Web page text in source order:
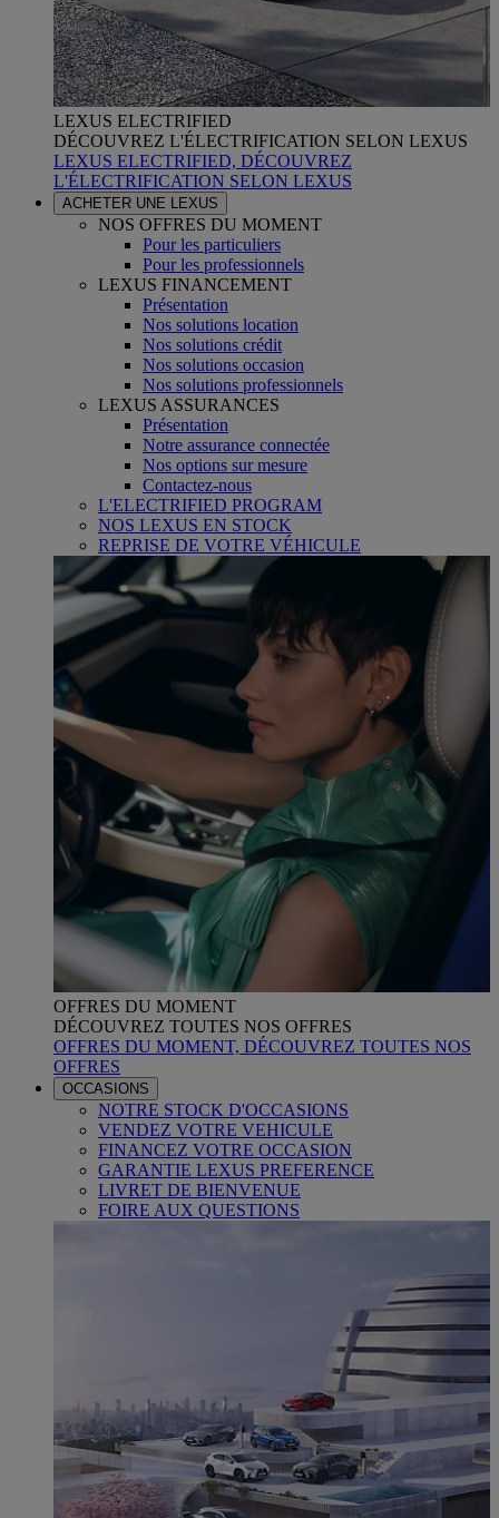
LEXUS ELECTRIFIED
DÉCOUVREZ L'ÉLECTRIFICATION SELON LEXUS
LEXUS ELECTRIFIED, DÉCOUVREZ
L'ÉLECTRIFICATION SELON LEXUS
ACHETER UNE LEXUS
NOS OFFRES DU MOMENT
Pour les particuliers
Pour les professionnels
LEXUS FINANCEMENT
Présentation
Nos solutions location
Nos solutions crédit
Nos solutions occasion
Nos solutions professionnels
LEXUS ASSURANCES
Présentation
Notre assurance connectée
Nos options sur mesure
Contactez-nous
L'ELECTRIFIED PROGRAM
NOS LEXUS EN STOCK
REPRISE DE VOTRE VÉHICULE
OFFRES DU MOMENT
DÉCOUVREZ TOUTES NOS OFFRES
OFFRES DU MOMENT, DÉCOUVREZ TOUTES NOS
OFFRES
OCCASIONS
NOTRE STOCK D'OCCASIONS
VENDEZ VOTRE VEHICULE
FINANCEZ VOTRE OCCASION
GARANTIE LEXUS PREFERENCE
LIVRET DE BIENVENUE
FOIRE AUX QUESTIONS